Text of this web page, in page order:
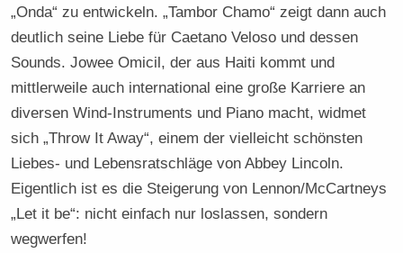
„Onda“ zu entwickeln. „Tambor Chamo“ zeigt dann auch
deutlich seine Liebe für Caetano Veloso und dessen
Sounds. Jowee Omicil, der aus Haiti kommt und
mittlerweile auch international eine große Karriere an
diversen Wind-Instruments und Piano macht, widmet
sich „Throw It Away“, einem der vielleicht schönsten
Liebes- und Lebensratschläge von Abbey Lincoln.
Eigentlich ist es die Steigerung von Lennon/McCartneys
„Let it be“: nicht einfach nur loslassen, sondern
wegwerfen!